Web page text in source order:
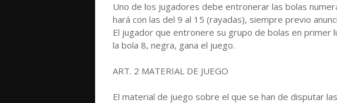
Uno de los jugadores debe entronerar las bolas
hará con las del 9 al 15 (rayadas), siempre previo
El jugador que entronere su grupo de bolas en primer
la bola 8, negra, gana el juego.
ART. 2 MATERIAL DE JUEGO
El material de juego sobre el que se han de disputar